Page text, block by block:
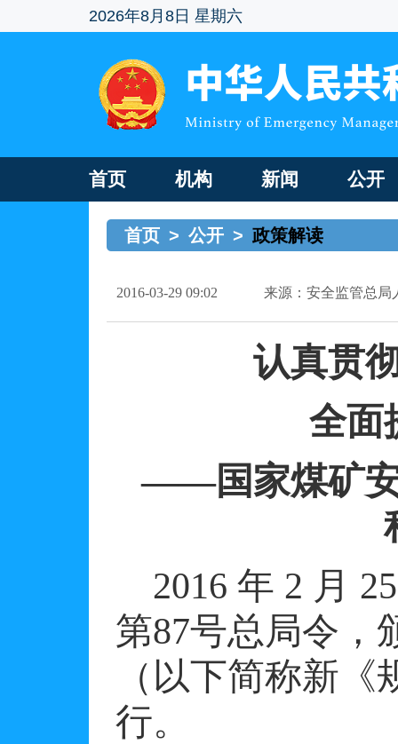
2026年8月8日 星期六
首页 机构 新闻 公开
首页 > 公开 > 政策解读
2016-03-29 09:02 来源：安全监管总局
认真贯
全面
——国家煤矿安
2016年 2 月
第87号总局令，
（以下简称新《
行。